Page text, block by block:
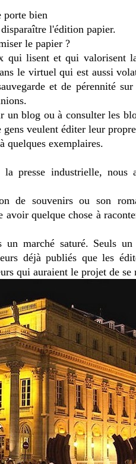
porte bien
l'édition papier.
le papier ?
qui lisent et qui valorisent
le virtuel qui est aussi
et de pérennité
un blog ou à consulter les
veulent éditer leur
quelques exemplaires.
presse industrielle,
de souvenirs ou son
avoir quelque chose à
marché saturé. Seuls
déjà publiés que les
qui auraient le projet de se